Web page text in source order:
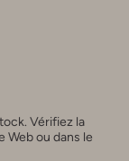
Vérifiez la
Web ou dans le